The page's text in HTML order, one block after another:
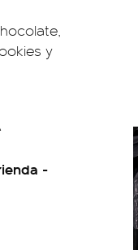
y
-